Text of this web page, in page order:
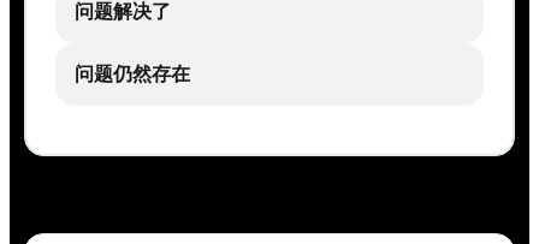
问题解决了
问题仍然存在